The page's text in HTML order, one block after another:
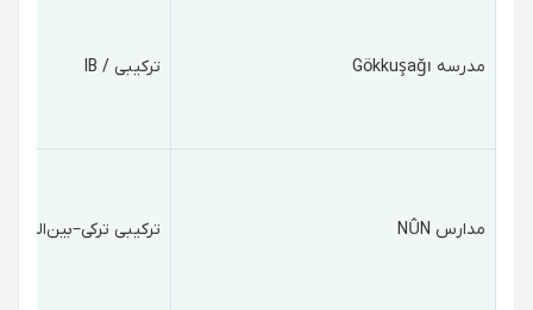
مدرسه Gökkuşağı ترکیبی / IB
مدارس NÛN ترکیبی ترکی–بین‌المللی